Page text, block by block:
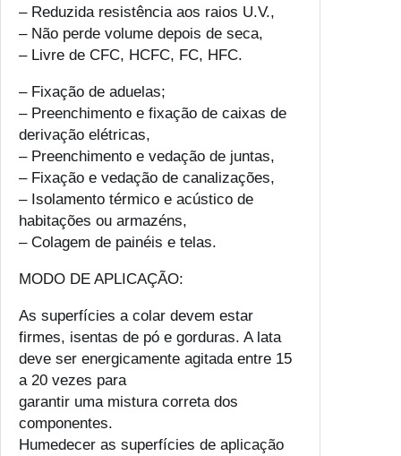
– Reduzida resistência aos raios U.V.,
– Não perde volume depois de seca,
– Livre de CFC, HCFC, FC, HFC.
– Fixação de aduelas;
– Preenchimento e fixação de caixas de
derivação elétricas,
– Preenchimento e vedação de juntas,
– Fixação e vedação de canalizações,
– Isolamento térmico e acústico de
habitações ou armazéns,
– Colagem de painéis e telas.
MODO DE APLICAÇÃO:
As superfícies a colar devem estar
firmes, isentas de pó e gorduras. A lata
deve ser energicamente agitada entre 15
a 20 vezes para
garantir uma mistura correta dos
componentes.
Humedecer as superfícies de aplicação